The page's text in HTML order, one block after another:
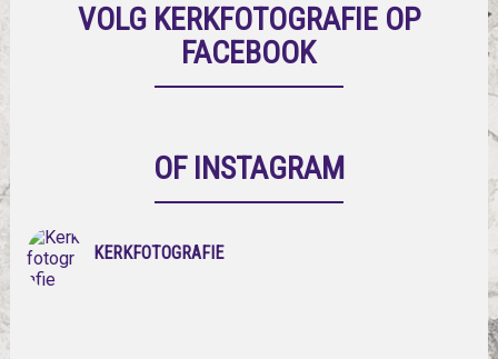
VOLG KERKFOTOGRAFIE OP
FACEBOOK
OF INSTAGRAM
KERKFOTOGRAFIE